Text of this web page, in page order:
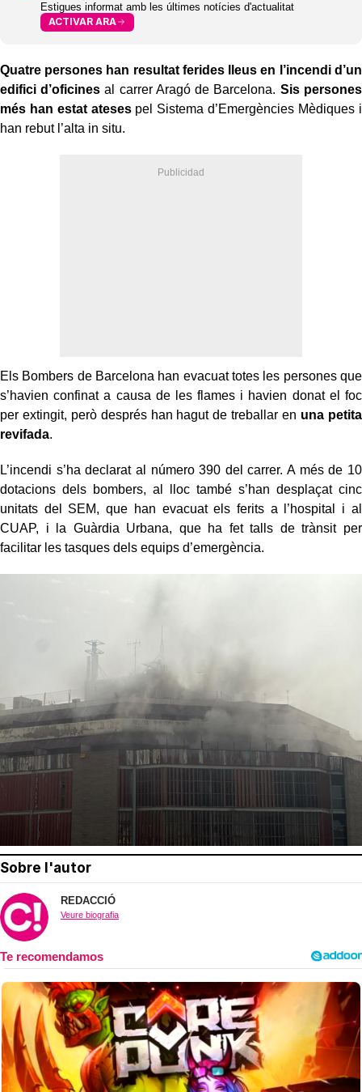
Estigues informat amb les últimes notícies d'actualitat
ACTIVAR ARA
Quatre persones han resultat ferides lleus en l’incendi d’un
edifici d’oficines al carrer Aragó de Barcelona. Sis persones
més han estat atesespel Sistema d’Emergències Mèdiques i
han rebut l’alta in situ.
Els Bombers de Barcelona han evacuat totes les persones que
s’havien confinat a causa de les flames i havien donat el foc
per extingit, però després han hagut de treballar en una petita
revifada.
L’incendi s’ha declarat al número 390 del carrer. A més de 10
dotacions dels bombers, al lloc també s’han desplaçat cinc
unitats del SEM, que han evacuat els ferits a l’hospital i al
CUAP, i la Guàrdia Urbana, que ha fet talls de trànsit per
facilitar les tasques dels equips d’emergència.
Sobre l'autor
REDACCIÓ
Veure biografia